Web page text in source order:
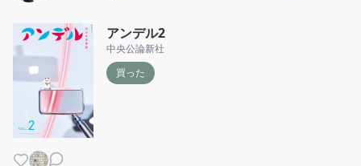
アンデル2
中央公論新社
買った